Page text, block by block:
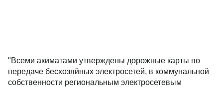
"Всеми акиматами утверждены дорожные карты по
передаче бесхозяйных электросетей, в коммунальной
собственности региональным электросетевым